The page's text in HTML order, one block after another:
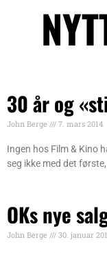
30 år og
John Berge 7. mars 2014
Ingen hos Film & Kino
seg ikke med det
OKs nye
John Berge 30. januar